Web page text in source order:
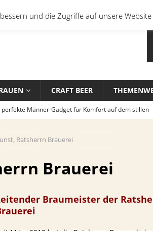
CRAFT BEER
perfekte Männer-Gadget für Komfort auf dem stillen
Bier: Unkonventionelle Rezepte für echte
werden in deutschen Stadien ausgeschenkt?
Ratsherrn Brauerei
Brauerei
Braumeister der
und die Zugriffe auf unsere